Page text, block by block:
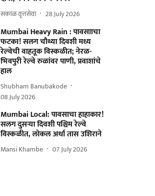
सकाळ वृत्तसेवा 28 July 2026
Mumbai Heavy Rain : पावसााचा
फटका! सलग चौथ्या दिवशी मध्य
रेल्वेची वाहतूक विस्कळीत; नेरळ-
भिवपुरी रेल्वे रुळांवर पाणी, प्रवाशांचे
हाल
Shubham Banubakode
08 July 2026
Mumbai Local: पावसाचा हाहाकार!
सलग दुसऱ्या दिवशी पश्चिम रेल्वे
विस्कळीत, लोकल अर्धा तास उशिराने
Mansi Khambe 07 July 2026